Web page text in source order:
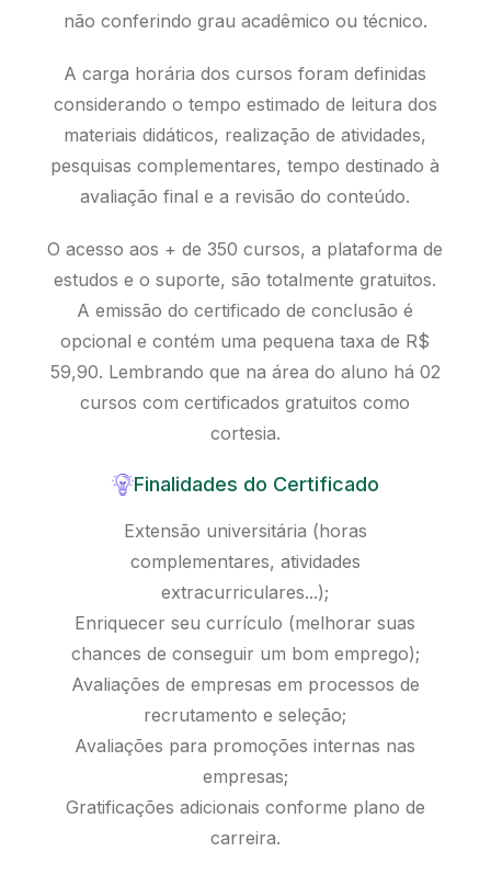
não conferindo grau acadêmico ou técnico.
A carga horária dos cursos foram definidas
considerando o tempo estimado de leitura dos
materiais didáticos, realização de atividades,
pesquisas complementares, tempo destinado à
avaliação final e a revisão do conteúdo.
O acesso aos + de 350 cursos, a plataforma de
estudos e o suporte, são totalmente gratuitos.
A emissão do certificado de conclusão é
opcional e contém uma pequena taxa de R$
59,90. Lembrando que na área do aluno há 02
cursos com certificados gratuitos como
cortesia.
Finalidades do Certificado
Extensão universitária (horas
complementares, atividades
extracurriculares...);
Enriquecer seu currículo (melhorar suas
chances de conseguir um bom emprego);
Avaliações de empresas em processos de
recrutamento e seleção;
Avaliações para promoções internas nas
empresas;
Gratificações adicionais conforme plano de
carreira.